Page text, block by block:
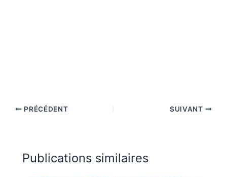
PRÉCÉDENT SUIVANT
Publications similaires